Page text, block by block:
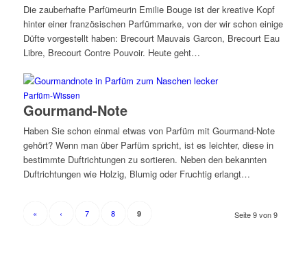
Die zauberhafte Parfümeurin Emilie Bouge ist der kreative Kopf
hinter einer französischen Parfümmarke, von der wir schon einige
Düfte vorgestellt haben: Brecourt Mauvais Garcon, Brecourt Eau
Libre, Brecourt Contre Pouvoir. Heute geht…
Parfüm-Wissen
Gourmand-Note
Haben Sie schon einmal etwas von Parfüm mit Gourmand-Note
gehört? Wenn man über Parfüm spricht, ist es leichter, diese in
bestimmte Duftrichtungen zu sortieren. Neben den bekannten
Duftrichtungen wie Holzig, Blumig oder Fruchtig erlangt…
Seite 9 von 9
« ‹ 7 8 9